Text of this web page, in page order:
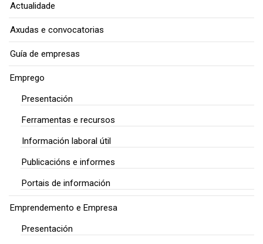
Actualidade
Axudas e convocatorias
Guía de empresas
Emprego
Presentación
Ferramentas e recursos
Información laboral útil
Publicacións e informes
Portais de información
Emprendemento e Empresa
Presentación